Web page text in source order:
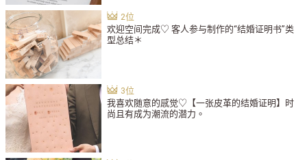
欢迎空间完成♡ 客人参与制作的“结婚证明书”类
型总结＊
我喜欢随意的感觉♡【一张皮革的结婚证明】时
尚且有成为潮流的潜力。